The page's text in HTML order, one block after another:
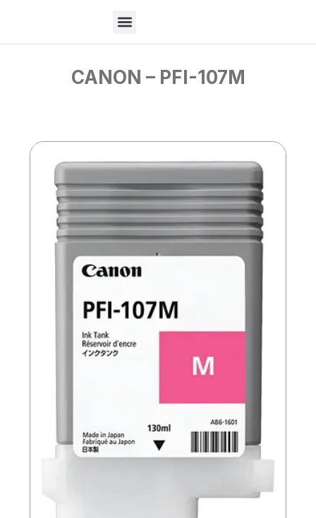
o
CANON – PFI-107M